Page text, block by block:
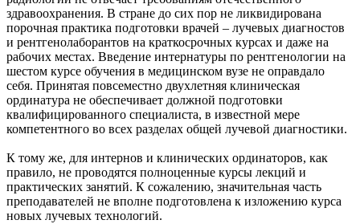
здравоохранения. В стране до сих пор не ликвидирована
порочная практика подготовки врачей – лучевых диагностов
и рентгенолаборантов на краткосрочных курсах и даже на
рабочих местах. Введение интернатуры по рентгенологии на
шестом курсе обучения в медицинском вузе не оправдало
себя. Принятая повсеместно двухлетняя клиническая
ординатура не обеспечивает должной подготовки
квалифицированного специалиста, в известной мере
компетентного во всех разделах общей лучевой диагностики.
К тому же, для интернов и клинических ординаторов, как
правило, не проводятся полноценные курсы лекций и
практических занятий. К сожалению, значительная часть
преподавателей не вполне подготовлена к изложению курса
новых лучевых технологий.